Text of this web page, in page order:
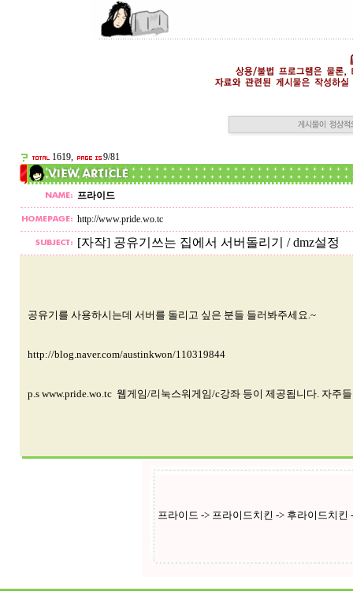
1619, 9/81
프라이드
http://www.pride.wo.tc
[자작] 공유기쓰는 집에서 서버돌리기 / dmz설정
공유기를 사용하시는데 서버를 돌리고 싶은 분들 들러봐주세요.~
http://blog.naver.com/austinkwon/110319844
p.s www.pride.wo.tc 웹게임/리눅스워게임/c강좌 등이 제공됩니다. 자주